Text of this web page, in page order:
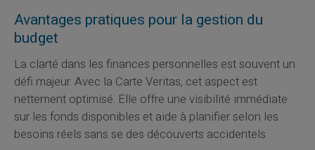
Avantages pratiques pour la gestion du
budget
La clarté dans les finances personnelles est souvent un
défi majeur. Avec la Carte Veritas, cet aspect est
nettement optimisé. Elle offre une visibilité immédiate
sur les fonds disponibles et aide à planifier selon les
besoins réels sans se des découverts accidentels.